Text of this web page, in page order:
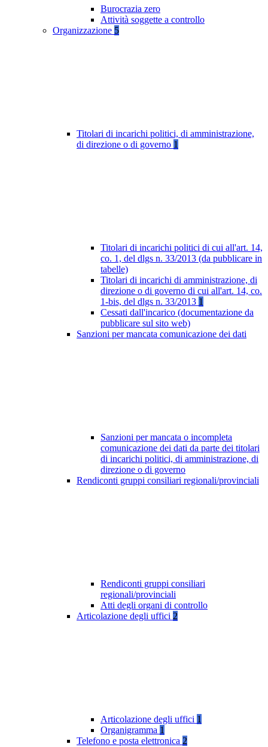
Burocrazia zero
Attività soggette a controllo
Organizzazione 5
Titolari di incarichi politici, di amministrazione,
di direzione o di governo 1
Titolari di incarichi politici di cui all'art. 14,
co. 1, del dlgs n. 33/2013 (da pubblicare in
tabelle)
Titolari di incarichi di amministrazione, di
direzione o di governo di cui all'art. 14, co.
1-bis, del dlgs n. 33/2013 1
Cessati dall'incarico (documentazione da
pubblicare sul sito web)
Sanzioni per mancata comunicazione dei dati
Sanzioni per mancata o incompleta
comunicazione dei dati da parte dei titolari
di incarichi politici, di amministrazione, di
direzione o di governo
Rendiconti gruppi consiliari regionali/provinciali
Rendiconti gruppi consiliari
regionali/provinciali
Atti degli organi di controllo
Articolazione degli uffici 2
Articolazione degli uffici 1
Organigramma 1
Telefono e posta elettronica 2